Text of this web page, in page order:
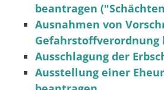
beantragen
Ausnahmen von
Gefahrstoffverordnung
Ausschlagung der
Ausstellung einer